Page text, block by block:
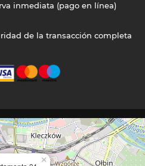
inmediata (pago en línea)
de la transacción completa
×